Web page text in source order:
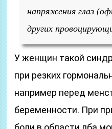
напряжения глаз
других
У женщин такой
при резких
например перед
беременности. При